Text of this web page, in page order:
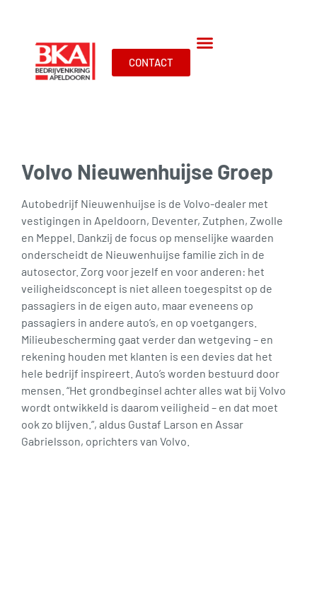
CONTACT
Volvo Nieuwenhuijse Groep
Autobedrijf Nieuwenhuijse is de Volvo-dealer met
vestigingen in Apeldoorn, Deventer, Zutphen, Zwolle
en Meppel. Dankzij de focus op menselijke waarden
onderscheidt de Nieuwenhuijse familie zich in de
autosector. Zorg voor jezelf en voor anderen: het
veiligheidsconcept is niet alleen toegespitst op de
passagiers in de eigen auto, maar eveneens op
passagiers in andere auto’s, en op voetgangers.
Milieubescherming gaat verder dan wetgeving – en
rekening houden met klanten is een devies dat het
hele bedrijf inspireert. Auto’s worden bestuurd door
mensen. “Het grondbeginsel achter alles wat bij Volvo
wordt ontwikkeld is daarom veiligheid – en dat moet
ook zo blijven.”, aldus Gustaf Larson en Assar
Gabrielsson, oprichters van Volvo.